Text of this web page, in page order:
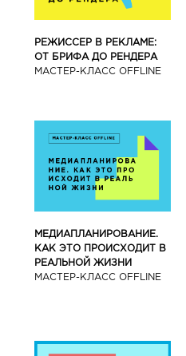
РЕЖИССЕР В РЕКЛАМЕ:
ОТ БРИФА ДО РЕНДЕРА
МАСТЕР-КЛАСС OFFLINE
МЕДИАПЛАНИРОВАНИЕ.
КАК ЭТО ПРОИСХОДИТ В
РЕАЛЬНОЙ ЖИЗНИ
МАСТЕР-КЛАСС OFFLINE